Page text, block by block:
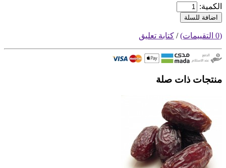
الكمية:
اضافة للسلة
(0 التقييمات) / كتابة تعليق
منتجات ذات صلة